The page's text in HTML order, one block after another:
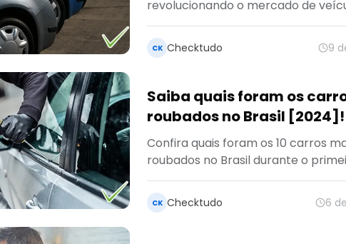
revolucionando o mercado de
e seminovos.
CK Checktudo 9
Saiba quais foram os
roubados no Brasil [2024]!
Confira quais foram os 10 carros
roubados no Brasil durante o
bimestre de 2024.
CK Checktudo 6